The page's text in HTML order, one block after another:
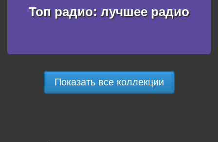
Топ радио: лучшее радио
Показать все коллекции